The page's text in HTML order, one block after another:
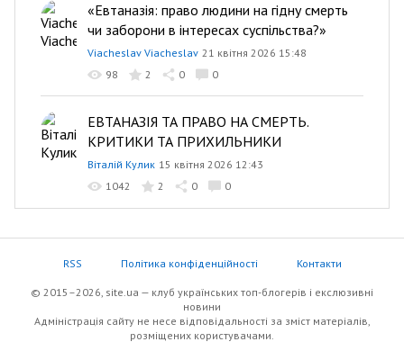
«Евтаназія: право людини на гідну смерть
чи заборони в інтересах суспільства?»
Viacheslav Viacheslav 21 квітня 2026 15:48
98
2 0 0
ЕВТАНАЗІЯ ТА ПРАВО НА СМЕРТЬ.
КРИТИКИ ТА ПРИХИЛЬНИКИ
Віталій Кулик 15 квітня 2026 12:43
1042
2 0 0
RSS Політика конфіденційності Контакти
© 2015–2026, site.ua — клуб українських топ-блогерів i екслюзивнi
новини
Адміністрація сайту не несе відповідальності за зміст матеріалів,
розміщених користувачами.